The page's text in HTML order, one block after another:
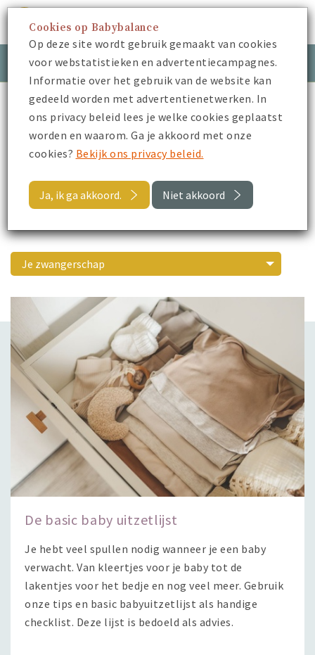
Inloggen Meld je aan
Babybalance Blogs
Blogs
boeren en nog veel meer. In onze blogs bespreken we
van alles over de zorg voor je baby. Veel leesplezier.
Je zwangerschap
De basic baby uitzetlijst
Je hebt veel spullen nodig wanneer je een baby
verwacht. Van kleertjes voor je baby tot de
lakentjes voor het bedje en nog veel meer. Gebruik
onze tips en basic babyuitzetlijst als handige
checklist. Deze lijst is bedoeld als advies.
Cookies op Babybalance
Op deze site wordt gebruik gemaakt van cookies
voor webstatistieken en advertentiecampagnes.
Informatie over het gebruik van de website kan
gedeeld worden met advertentienetwerken. In
ons privacy beleid lees je welke cookies geplaatst
worden en waarom. Ga je akkoord met onze
cookies? Bekijk ons privacy beleid.
Ja, ik ga akkoord. Niet akkoord